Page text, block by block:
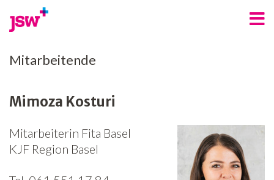
Angebote
Über uns
Spenden
Mitarbeitende
Mimoza Kosturi
Mitarbeiterin Fita Basel
KJF Region Basel